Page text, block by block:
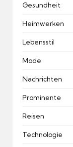
Gesundheit
Heimwerken
Lebensstil
Mode
Nachrichten
Prominente
Reisen
Technologie